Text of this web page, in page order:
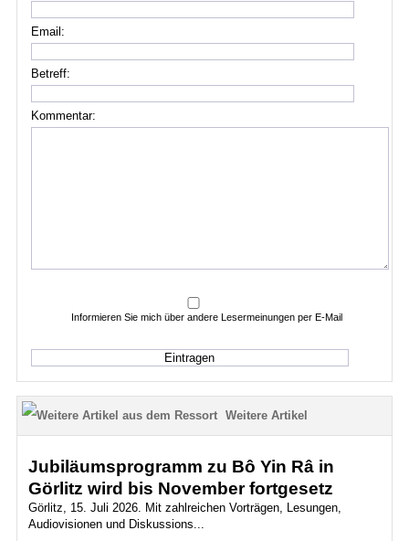
Email:
Betreff:
Kommentar:
Informieren Sie mich über andere Lesermeinungen per E-Mail
Weitere Artikel
Jubiläumsprogramm zu Bô Yin Râ in
Görlitz wird bis November fortgesetz
Görlitz, 15. Juli 2026. Mit zahlreichen Vorträgen, Lesungen,
Audiovisionen und Diskussions...